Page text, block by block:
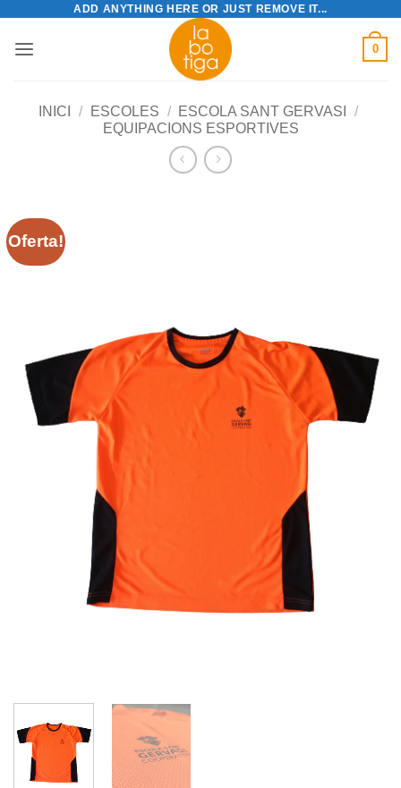
content
ADD ANYTHING HERE OR JUST REMOVE IT...
0
INICI / ESCOLES / ESCOLA SANT GERVASI
/
EQUIPACIONS ESPORTIVES
Oferta!